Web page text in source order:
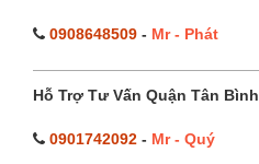
0908648509 - Mr - Phát
Hỗ Trợ Tư Vấn Quận Tân Bình
0901742092 - Mr - Quý